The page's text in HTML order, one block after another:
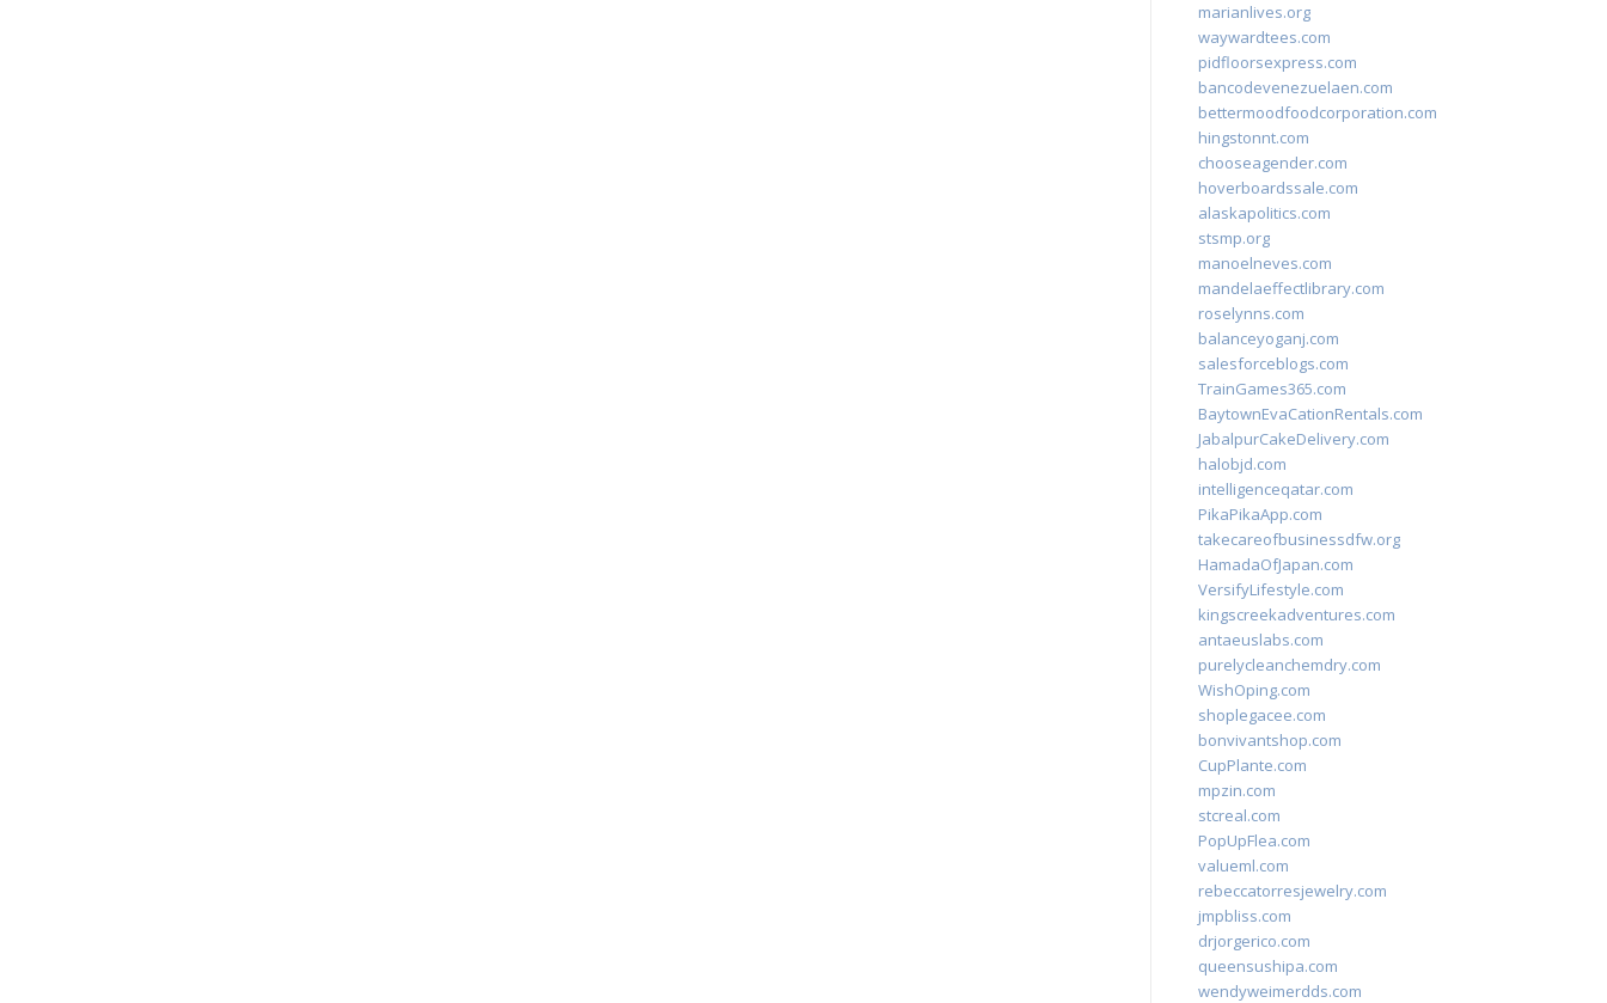
marianlives.org
waywardtees.com
pidfloorsexpress.com
bancodevenezuelaen.com
bettermoodfoodcorporation.com
hingstonnt.com
chooseagender.com
hoverboardssale.com
alaskapolitics.com
stsmp.org
manoelneves.com
mandelaeffectlibrary.com
roselynns.com
balanceyoganj.com
salesforceblogs.com
TrainGames365.com
BaytownEvaCationRentals.com
JabalpurCakeDelivery.com
halobjd.com
intelligenceqatar.com
PikaPikaApp.com
takecareofbusinessdfw.org
HamadaOfJapan.com
VersifyLifestyle.com
kingscreekadventures.com
antaeuslabs.com
purelycleanchemdry.com
WishOping.com
shoplegacee.com
bonvivantshop.com
CupPlante.com
mpzin.com
stcreal.com
PopUpFlea.com
valueml.com
rebeccatorresjewelry.com
jmpbliss.com
drjorgerico.com
queensushipa.com
wendyweimerdds.com